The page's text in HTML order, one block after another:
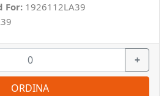
For: 1926112LA39
+
ORDINA